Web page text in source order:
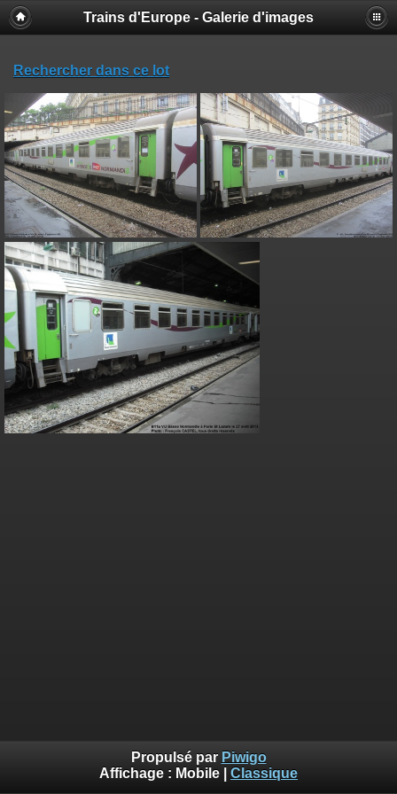
Trains d'Europe - Galerie d'images
Rechercher dans ce lot
Propulsé par Piwigo
Affichage : Mobile Classique